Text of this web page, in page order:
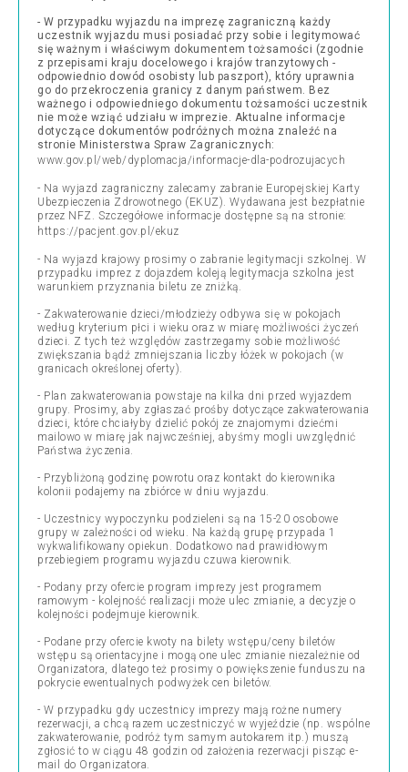
- W przypadku wyjazdu na imprezę zagraniczną każdy
uczestnik wyjazdu musi posiadać przy sobie i legitymować
się ważnym i właściwym dokumentem tożsamości (zgodnie
z przepisami kraju docelowego i krajów tranzytowych -
odpowiednio dowód osobisty lub paszport), który uprawnia
go do przekroczenia granicy z danym państwem. Bez
ważnego i odpowiedniego dokumentu tożsamości uczestnik
nie może wziąć udziału w imprezie. Aktualne informacje
dotyczące dokumentów podróżnych można znaleźć na
stronie Ministerstwa Spraw Zagranicznych:
www.gov.pl/web/dyplomacja/informacje-dla-podrozujacych
- Na wyjazd zagraniczny zalecamy zabranie Europejskiej Karty
Ubezpieczenia Zdrowotnego (EKUZ). Wydawana jest bezpłatnie
przez NFZ. Szczegółowe informacje dostępne są na stronie:
https://pacjent.gov.pl/ekuz
- Na wyjazd krajowy prosimy o zabranie legitymacji szkolnej. W
przypadku imprez z dojazdem koleją legitymacja szkolna jest
warunkiem przyznania biletu ze zniżką.
- Zakwaterowanie dzieci/młodzieży odbywa się w pokojach
według kryterium płci i wieku oraz w miarę możliwości życzeń
dzieci. Z tych też względów zastrzegamy sobie możliwość
zwiększania bądź zmniejszania liczby łóżek w pokojach (w
granicach określonej oferty).
- Plan zakwaterowania powstaje na kilka dni przed wyjazdem
grupy. Prosimy, aby zgłaszać prośby dotyczące zakwaterowania
dzieci, które chciałyby dzielić pokój ze znajomymi dziećmi
mailowo w miarę jak najwcześniej, abyśmy mogli uwzględnić
Państwa życzenia.
- Przybliżoną godzinę powrotu oraz kontakt do kierownika
kolonii podajemy na zbiórce w dniu wyjazdu.
- Uczestnicy wypoczynku podzieleni są na 15-20 osobowe
grupy w zależności od wieku. Na każdą grupę przypada 1
wykwalifikowany opiekun. Dodatkowo nad prawidłowym
przebiegiem programu wyjazdu czuwa kierownik.
- Podany przy ofercie program imprezy jest programem
ramowym - kolejność realizacji może ulec zmianie, a decyzje o
kolejności podejmuje kierownik.
- Podane przy ofercie kwoty na bilety wstępu/ceny biletów
wstępu są orientacyjne i mogą one ulec zmianie niezależnie od
Organizatora, dlatego też prosimy o powiększenie funduszu na
pokrycie ewentualnych podwyżek cen biletów.
- W przypadku gdy uczestnicy imprezy mają rożne numery
rezerwacji, a chcą razem uczestniczyć w wyjeździe (np. wspólne
zakwaterowanie, podróż tym samym autokarem itp.) muszą
zgłosić to w ciągu 48 godzin od założenia rezerwacji pisząc e-
mail do Organizatora.